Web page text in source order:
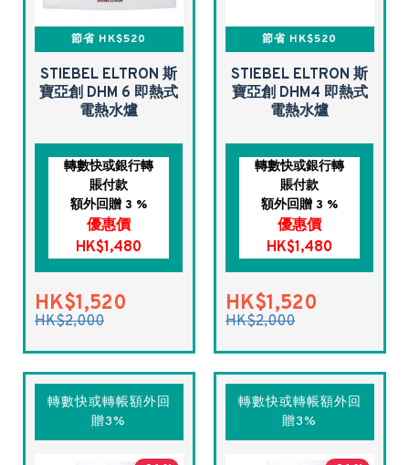
節省 HK$520
STIEBEL ELTRON 斯
寶亞創 DHM 6 即熱式
電熱水爐
轉數快或銀行轉
賬付款
額外回贈 3 %
優惠價
HK$1,480
HK$1,520
HK$2,000
節省 HK$520
STIEBEL ELTRON 斯
寶亞創 DHM4 即熱式
電熱水爐
轉數快或銀行轉
賬付款
額外回贈 3 %
優惠價
HK$1,480
HK$1,520
HK$2,000
轉數快或轉帳額外回
贈3%
轉數快或轉帳額外回
贈3%